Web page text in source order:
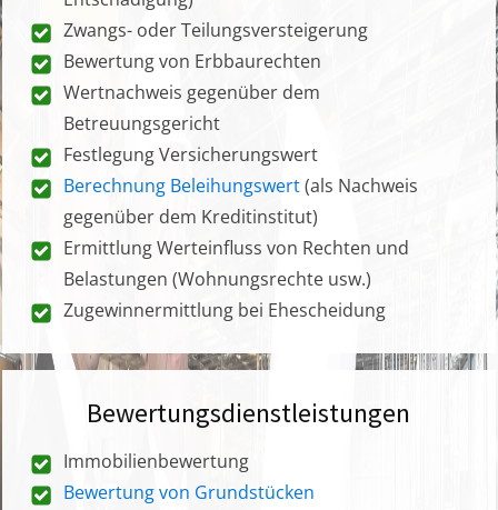
Zwangs- oder Teilungsversteigerung
Bewertung von Erbbaurechten
Wertnachweis gegenüber dem
Betreuungsgericht
Festlegung Versicherungswert
Berechnung Beleihungswert(als Nachweis
gegenüber dem Kreditinstitut)
Ermittlung Werteinfluss von Rechten und
Belastungen (Wohnungsrechte usw.)
Zugewinnermittlung bei Ehescheidung
Bewertungsdienstleistungen
Immobilienbewertung
Bewertung von Grundstücken